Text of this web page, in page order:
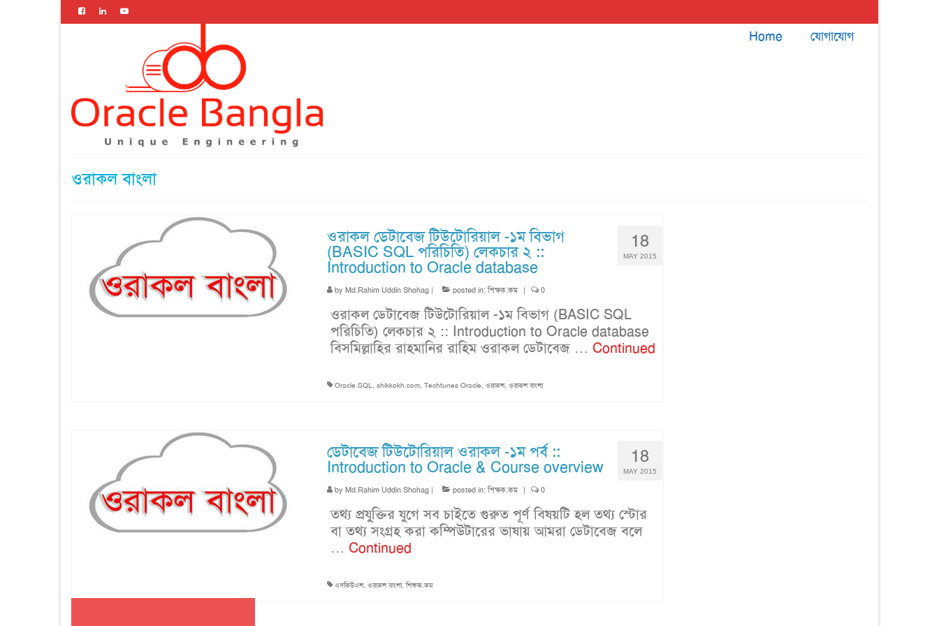
Home যোগাযোগ
ওরাকল বাংলা
18
MAY 2015
ওরাকল ডেটাবেজ টিউটোরিয়াল -১ম বিভাগ
(BASIC SQL পরিচিতি) লেকচার ২ ::
Introduction to Oracle database
by Md.Rahim Uddin Shohag| posted in:শিক্ষক.কম | 0
ওরাকল ডেটাবেজ টিউটোরিয়াল -১ম বিভাগ (BASIC SQL
পরিচিতি) লেকচার ২ :: Introduction to Oracle database
বিসমিল্লাহির রাহমানির রাহিম ওরাকল ডেটাবেজ … Continued
Oracle SQL, shikkokh.com, Techtunes Oracle, ওরাকল, ওরাকল বাংলা
18
MAY 2015
ডেটাবেজ টিউটোরিয়াল ওরাকল -১ম পর্ব ::
Introduction to Oracle & Course overview
by Md.Rahim Uddin Shohag| posted in:শিক্ষক.কম | 0
তথ্য প্রযু্ক্তির যুগে সব চাইতে গুরুত পূর্ণ বিষয়টি হল তথ্য স্টোর
বা তথ্য সংগ্রহ করা কম্পিউটারের ভাষায় আমরা ডেটাবেজ বলে
… Continued
এসকিউএল, ওরাকল বাংলা,শিক্ষক.কম